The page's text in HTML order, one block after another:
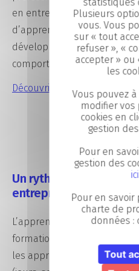
en entreprise. Ce mode de
d’apprendre directement
développe des
comportementales
Découvrir nos formations en
Un rythme entre
entreprise
L’apprenant partage son
formation et une
les apprentissages. Le
Plusieurs
vous. Vous
sur « tout
refuser », «
accepter »
les
Vous pouvez
modifier vos
cookies en
gestion
Pour en
gestion des
ici
Pour en
charte de
données :
Tout